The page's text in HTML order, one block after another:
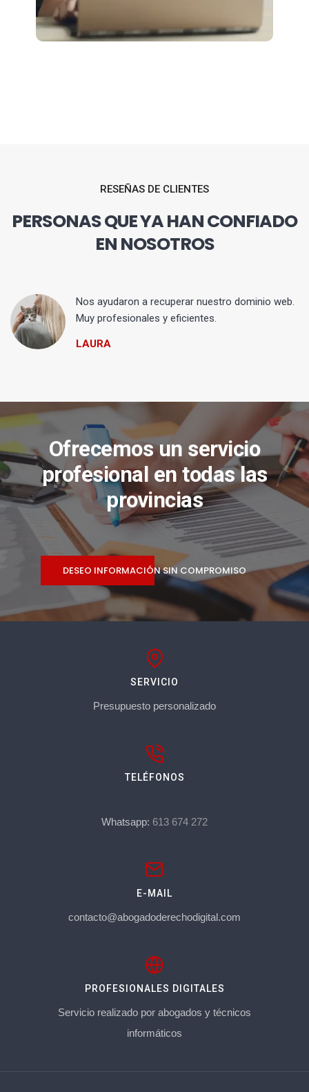
RESEÑAS DE CLIENTES
PERSONAS QUE YA HAN CONFIADO
EN NOSOTROS
Nos ayudaron a recuperar nuestro dominio web.
Muy profesionales y eficientes.
LAURA
Ofrecemos un servicio
profesional en todas las
provincias
DESEO INFORMACIÓN SIN COMPROMISO
SERVICIO
Presupuesto personalizado
TELÉFONOS
Whatsapp: 613 674 272
E-MAIL
contacto@abogadoderechodigital.com
PROFESIONALES DIGITALES
Servicio realizado por abogados y técnicos
informáticos